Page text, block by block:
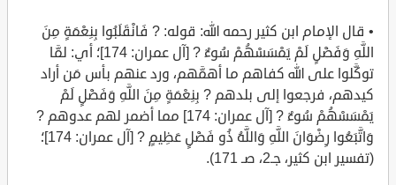
• قال الإمام ابن كثير رحمه الله: قوله: ? فَانْقَلَبُوا بِنِعْمَةٍ مِنَ
اللَّهِ وَفَضْلٍ لَمْ يَمْسَسْهُمْ سُوءٌ ? [آل عمران: 174]؛ أي: لمَّا
توكَّلوا على الله كفاهم ما أهمَّهم، ورد عنهم بأس مَن أراد
كيدهم، فرجعوا إلى بلدهم ? بِنِعْمَةٍ مِنَ اللَّهِ وَفَضْلٍ لَمْ
يَمْسَسْهُمْ سُوءٌ ? [آل عمران: 174] مما أضمر لهم عدوهم ?
وَاتَّبَعُوا رِضْوَانَ اللَّهِ وَاللَّهُ ذُو فَضْلٍ عَظِيمٍ ? [آل عمران: 174]؛
(تفسير ابن كثير، جـ2، صـ 171).